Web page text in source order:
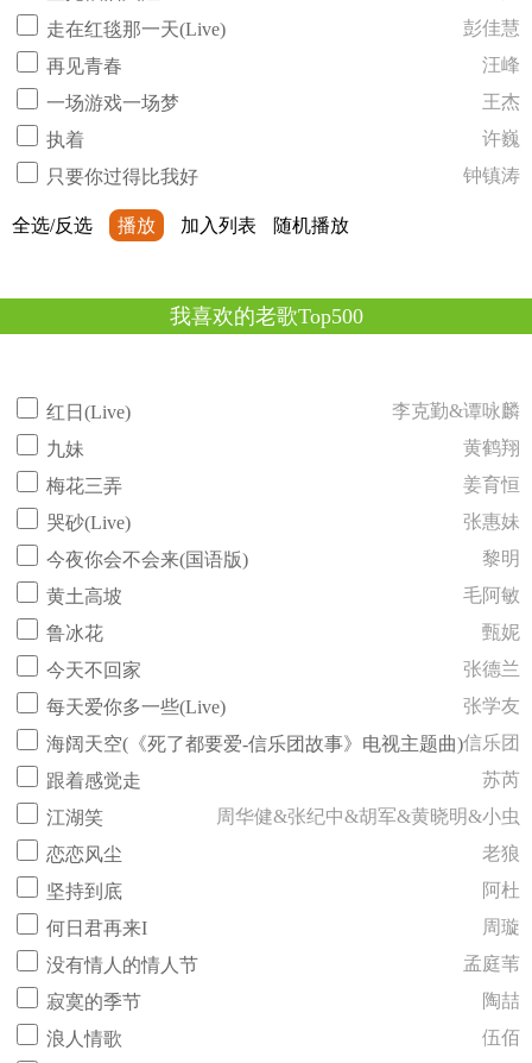
走在红毯那一天(Live)
彭佳慧
再见青春
汪峰
一场游戏一场梦
王杰
执着
许巍
只要你过得比我好
钟镇涛
全选/反选 播放 加入列表 随机播放
我喜欢的老歌Top500
红日(Live)
李克勤&谭咏麟
九妹
黄鹤翔
梅花三弄
姜育恒
哭砂(Live)
张惠妹
今夜你会不会来(国语版)
黎明
黄土高坡
毛阿敏
鲁冰花
甄妮
今天不回家
张德兰
每天爱你多一些(Live)
张学友
海阔天空(《死了都要爱-信乐团故事》电视主题曲)信乐团
跟着感觉走
苏芮
江湖笑
周华健&张纪中&胡军&黄晓明&小虫
恋恋风尘
老狼
坚持到底
阿杜
何日君再来I
周璇
没有情人的情人节
孟庭苇
寂寞的季节
陶喆
浪人情歌
伍佰